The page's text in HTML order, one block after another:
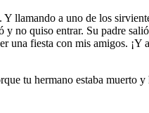
llamando a uno de los
no quiso entrar. Su padre
fiesta con mis amigos.
tu hermano estaba muerto